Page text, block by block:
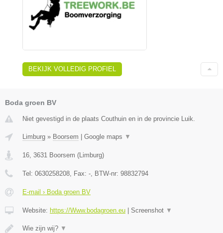
BEKIJK VOLLEDIG PROFIEL
Boda groen BV
Niet gevestigd in de plaats Couthuin en in de provincie Luik.
Limburg » Boorsem Google maps ▼
16, 3631 Boorsem (Limburg)
Tel: 0630258208, Fax: -, BTW-nr: 98832794
E-mail › Boda groen BV
Website: https://Www.bodagroen.eu Screenshot ▼
Wie zijn wij? ▼